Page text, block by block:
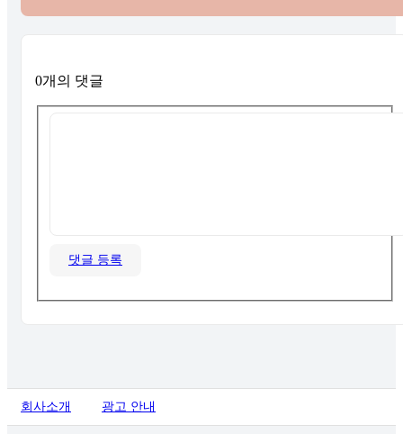
0개의 댓글
댓글 등록
회사소개 광고 안내